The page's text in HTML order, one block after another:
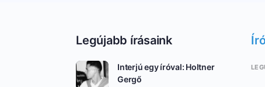
Legújabb írásaink
Interjú egy íróval: Holtner
Gergő